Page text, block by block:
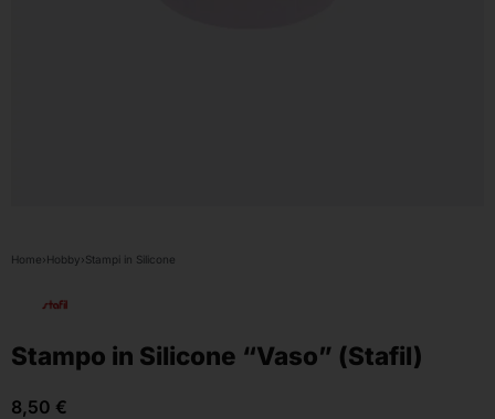
Home›Hobby›Stampi in Silicone
Stampo in Silicone “Vaso” (Stafil)
8,50 €